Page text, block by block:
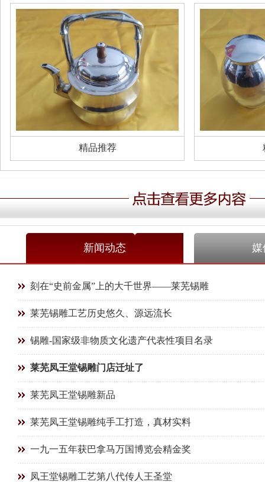
精品推荐
新闻动态 媒
刻在“史前金属”上的大千世界——莱芜锡雕
莱芜锡雕工艺历史悠久、源远流长
锡雕-国家级非物质文化遗产代表性项目名录
莱芜凤王堂锡雕门店迁址了
莱芜凤王堂锡雕新品
莱芜凤王堂锡雕纯手工打造，真材实料
一九一五年获巴拿马万国博览会精金奖
凤王堂锡雕工艺第八代传人王圣堂